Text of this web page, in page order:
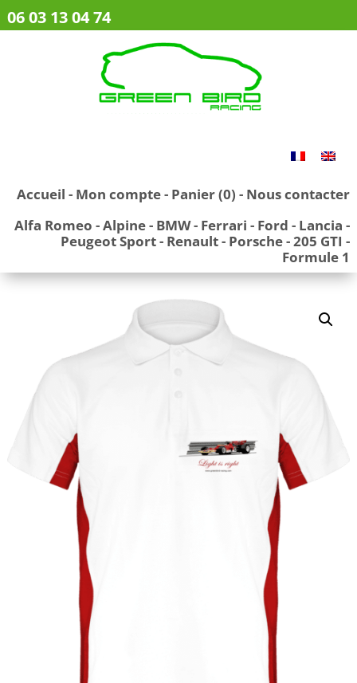
06 03 13 04 74
Accueil - Mon compte- Panier (0) - Nous contacter
Alfa Romeo -Alpine- BMW- Ferrari - Ford - Lancia -
Peugeot Sport- Renault- Porsche-205 GTI -
Formule 1